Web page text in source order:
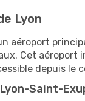
Lyon
aéroport
Cet aéroport
depuis le
Saint-